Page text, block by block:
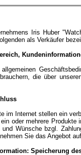
Iris Huber
als Verkäufer
die über
im Internet stellen ein
oder mehrere
Wünsche bzgl.
Sie das Angebot
Speicherung